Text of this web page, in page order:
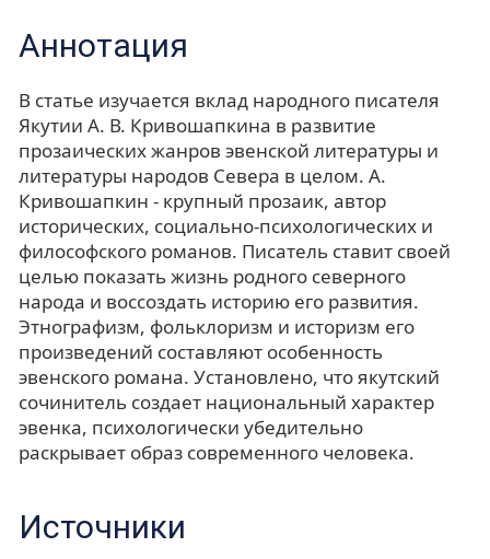
Аннотация
В статье изучается вклад народного писателя
Якутии А. В. Кривошапкина в развитие
прозаических жанров эвенской литературы и
литературы народов Севера в целом. А.
Кривошапкин - крупный прозаик, автор
исторических, социально-психологических и
философского романов. Писатель ставит своей
целью показать жизнь родного северного
народа и воссоздать историю его развития.
Этнографизм, фольклоризм и историзм его
произведений составляют особенность
эвенского романа. Установлено, что якутский
сочинитель создает национальный характер
эвенка, психологически убедительно
раскрывает образ современного человека.
Источники